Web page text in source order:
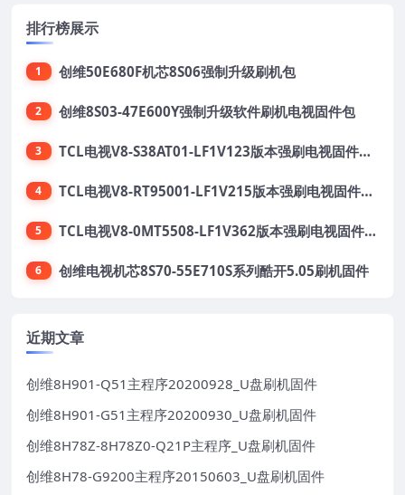
排行榜展示
1 创维50E680F机芯8S06强制升级刷机包
2 创维8S03-47E600Y强制升级软件刷机电视固件包
3 TCL电视V8-S38AT01-LF1V123版本强刷电视固件包下载
4 TCL电视V8-RT95001-LF1V215版本强刷电视固件包下载
5 TCL电视V8-0MT5508-LF1V362版本强刷电视固件包下载
6 创维电视机芯8S70-55E710S系列酷开5.05刷机固件
近期文章
创维8H901-Q51主程序20200928_U盘刷机固件
创维8H901-G51主程序20200930_U盘刷机固件
创维8H78Z-8H78Z0-Q21P主程序_U盘刷机固件
创维8H78-G9200主程序20150603_U盘刷机固件